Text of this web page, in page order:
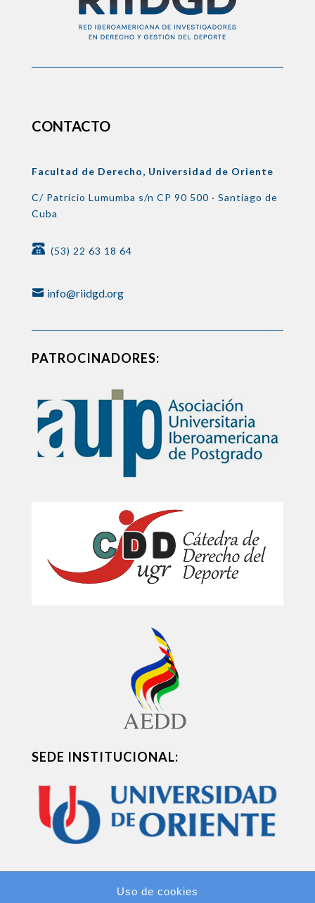
CONTACTO
Facultad de Derecho, Universidad de Oriente
C/ Patricio Lumumba s/n CP 90 500 · Santiago de
Cuba
(53) 22 63 18 64
info@riidgd.org
PATROCINADORES:
SEDE INSTITUCIONAL:
Uso de cookies